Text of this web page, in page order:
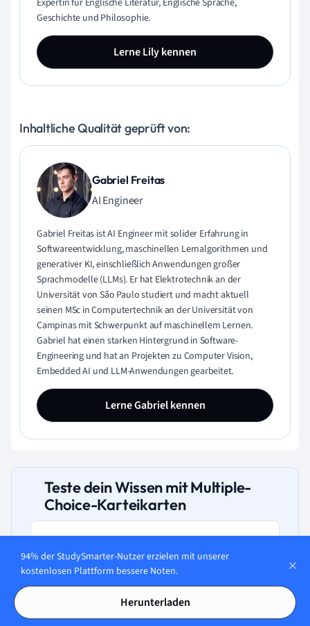
Expertin für Englische Literatur, Englische Sprache,
Geschichte und Philosophie.
Lerne Lily kennen
Inhaltliche Qualität geprüft von:
Gabriel Freitas
AI Engineer
Gabriel Freitas ist AI Engineer mit solider Erfahrung in
Softwareentwicklung, maschinellen Lernalgorithmen und
generativer KI, einschließlich Anwendungen großer
Sprachmodelle (LLMs). Er hat Elektrotechnik an der
Universität von São Paulo studiert und macht aktuell
seinen MSc in Computertechnik an der Universität von
Campinas mit Schwerpunkt auf maschinellem Lernen.
Gabriel hat einen starken Hintergrund in Software-
Engineering und hat an Projekten zu Computer Vision,
Embedded AI und LLM-Anwendungen gearbeitet.
Lerne Gabriel kennen
Teste dein Wissen mit Multiple-
Choice-Karteikarten
Was sind direkte Kosten einer RFID-
Implementierung in der Logistik?
94% der StudySmarter-Nutzer erzielen mit unserer
kostenlosen Plattform bessere Noten.
Herunterladen